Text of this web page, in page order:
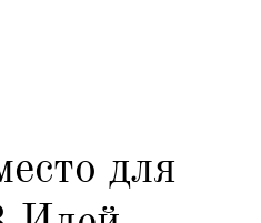
для